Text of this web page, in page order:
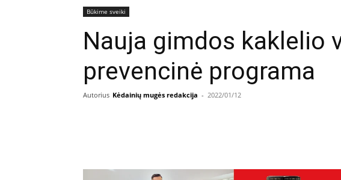
Būkime sveiki
Nauja gimdos kaklelio
prevencinė programa
Autorius Kėdainių mugės redakcija - 2022/01/12